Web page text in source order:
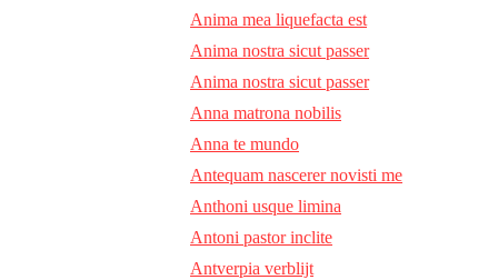
Anima mea liquefacta est
Anima nostra sicut passer
Anima nostra sicut passer
Anna matrona nobilis
Anna te mundo
Antequam nascerer novisti me
Anthoni usque limina
Antoni pastor inclite
Antverpia verblijt